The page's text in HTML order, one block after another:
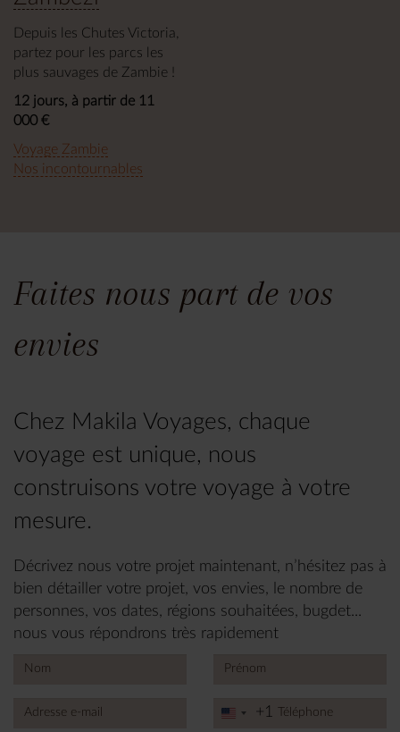
Depuis les Chutes Victoria,
partez pour les parcs les
plus sauvages de Zambie !
12 jours, à partir de 11
000 €
Voyage Zambie
Nos incontournables
Faites nous part de vos
envies
Chez Makila Voyages, chaque
voyage est unique, nous
construisons votre voyage à votre
mesure.
Décrivez nous votre projet maintenant, n’hésitez pas à
bien détailler votre projet, vos envies, le nombre de
personnes, vos dates, régions souhaitées, bugdet...
nous vous répondrons très rapidement
United
+1